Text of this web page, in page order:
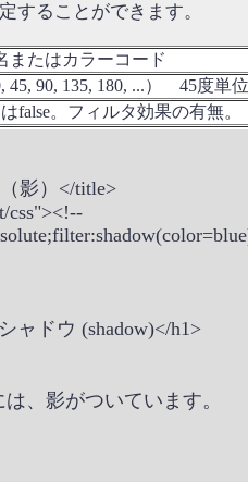
することができます。
またはカラーコード
45, 90, 135, 180, ...） 45度単
false。フィルタ効果の有無。
影）</title>
css"><!--
ャドウ (shadow)</h1>
、影がついています。